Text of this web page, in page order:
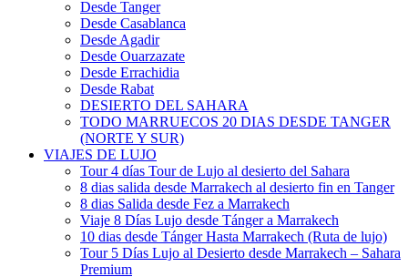
Desde Tanger
Desde Casablanca
Desde Agadir
Desde Ouarzazate
Desde Errachidia
Desde Rabat
DESIERTO DEL SAHARA
TODO MARRUECOS 20 DIAS DESDE TANGER
(NORTE Y SUR)
VIAJES DE LUJO
Tour 4 días Tour de Lujo al desierto del Sahara
8 dias salida desde Marrakech al desierto fin en Tanger
8 dias Salida desde Fez a Marrakech
Viaje 8 Días Lujo desde Tánger a Marrakech
10 dias desde Tánger Hasta Marrakech (Ruta de lujo)
Tour 5 Días Lujo al Desierto desde Marrakech – Sahara
Premium